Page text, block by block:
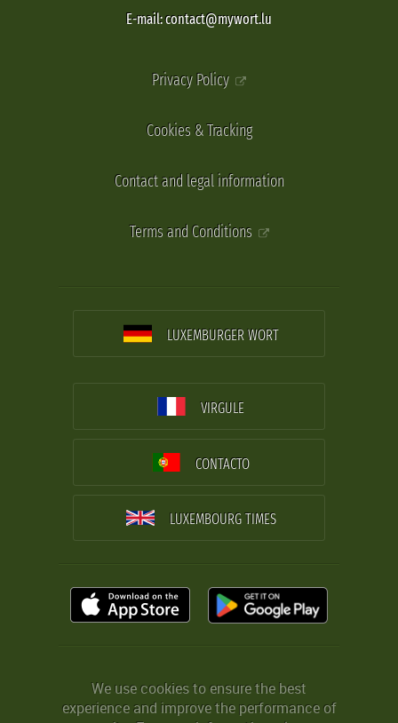
E-mail: contact@mywort.lu
Privacy Policy
Cookies & Tracking
Contact and legal information
Terms and Conditions
LUXEMBURGER WORT
VIRGULE
CONTACTO
LUXEMBOURG TIMES
We use cookies to ensure the best
experience and improve the performance of